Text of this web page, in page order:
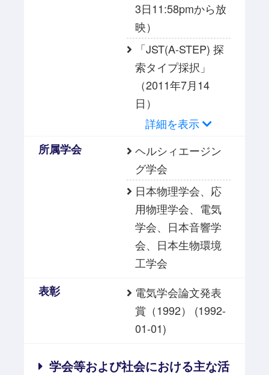
3日11:58pmから放
映）
「JST(A-STEP) 探
索タイプ採択」
（2011年7月14
日）
詳細を表示
所属学会
ヘルシィエージン
グ学会
日本物理学会、応
用物理学会、電気
学会、日本音響学
会、日本生物環境
工学会
表彰
電気学会論文発表
賞（1992） (1992-
01-01)
学会等および社会における主な活